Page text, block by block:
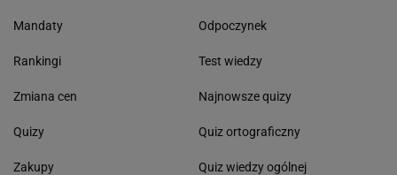
Mandaty
Rankingi
Zmiana cen
Quizy
Zakupy
Odpoczynek
Test wiedzy
Najnowsze quizy
Quiz ortograficzny
Quiz wiedzy ogólnej